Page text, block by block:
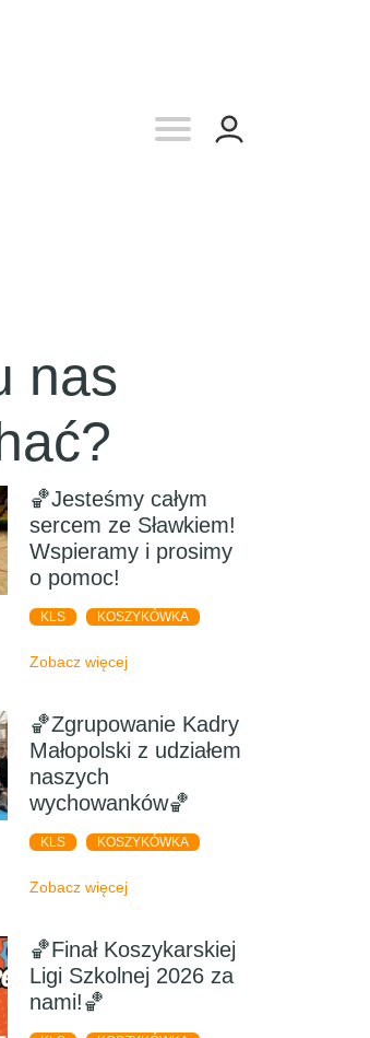
nas
🏀Jesteśmy całym
sercem ze Sławkiem!
Wspieramy i prosimy
o pomoc!
KLS KOSZYKÓWKA
Zobacz więcej
🏀Zgrupowanie Kadry
Małopolski z udziałem
naszych
wychowanków🏀
KLS KOSZYKÓWKA
Zobacz więcej
🏀Finał Koszykarskiej
Ligi Szkolnej 2026 za
nami!🏀